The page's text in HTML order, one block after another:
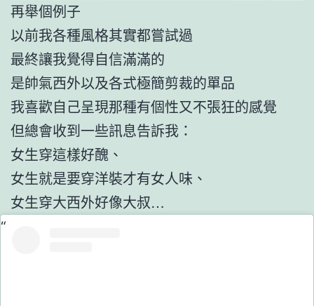
再舉個例子
以前我各種風格其實都嘗試過
最終讓我覺得自信滿滿的
是帥氣西外以及各式極簡剪裁的單品
我喜歡自己呈現那種有個性又不張狂的感覺
但總會收到一些訊息告訴我：
女生穿這樣好醜、
女生就是要穿洋裝才有女人味、
女生穿大西外好像大叔…